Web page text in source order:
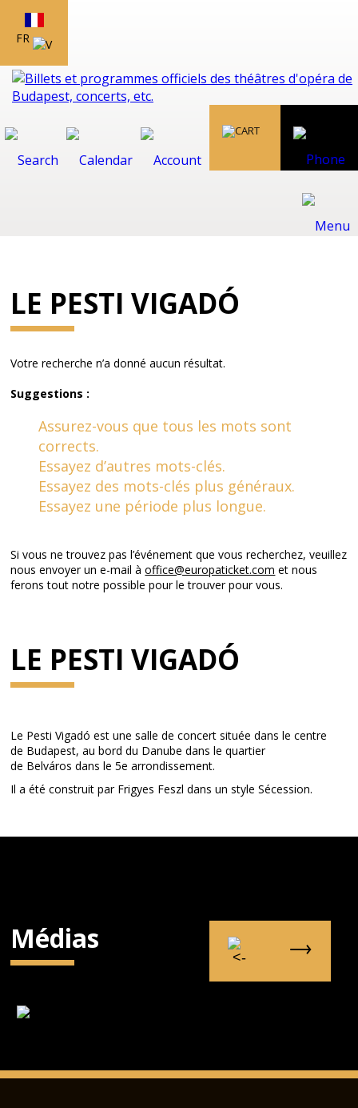
FR
LE PESTI VIGADÓ
Votre recherche n’a donné aucun résultat.
Suggestions :
Assurez-vous que tous les mots sont
corrects.
Essayez d’autres mots-clés.
Essayez des mots-clés plus généraux.
Essayez une période plus longue.
Si vous ne trouvez pas l’événement que vous recherchez, veuillez
nous envoyer un e-mail àoffice@europaticket.com et nous
ferons tout notre possible pour le trouver pour vous.
LE PESTI VIGADÓ
Le Pesti Vigadó est une salle de concert située dans le centre
de Budapest, au bord du Danube dans le quartier
de Belváros dans le 5e arrondissement.
Il a été construit par Frigyes Feszl dans un style Sécession.
Médias